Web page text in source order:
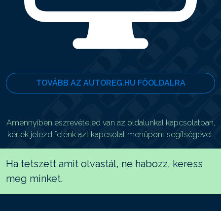
TOVÁBB AZ AUTOREG.HU FŐOLDALRA
Amennyiben észrevételed van az oldalunkal kapcsolatban,
kérlek jelezd felénk azt kapcsolat menüpont segítségével.
Ha tetszett amit olvastál, ne habozz, keress
meg minket.